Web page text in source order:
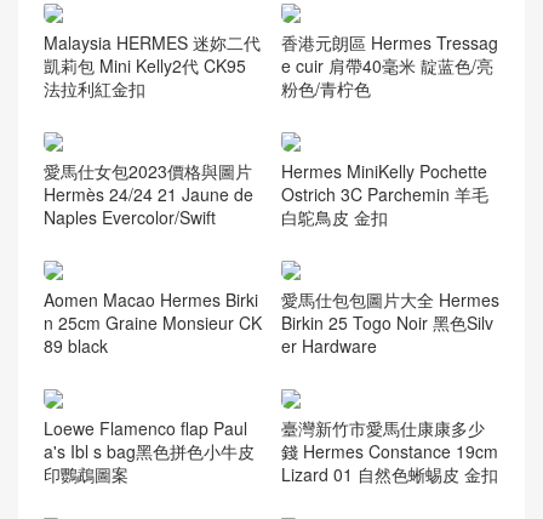
Malaysia HERMES 迷妳二代
凱莉包 Mini Kelly2代 CK95
法拉利紅金扣
香港元朗區 Hermes Tressag
e cuir 肩帶40毫米 靛蓝色/亮
粉色/青柠色
愛馬仕女包2023價格與圖片
Hermès 24/24 21 Jaune de
Naples Evercolor/Swift
Hermes MiniKelly Pochette
Ostrich 3C Parchemin 羊毛
白鴕鳥皮 金扣
Aomen Macao Hermes Birki
n 25cm Graine Monsieur CK
89 black
愛馬仕包包圖片大全 Hermes
Birkin 25 Togo Noir 黑色Silv
er Hardware
Loewe Flamenco flap Paul
a's Ibl s bag黑色拼色小牛皮
印鸚鵡圖案
臺灣新竹市愛馬仕康康多少
錢 Hermes Constance 19cm
Lizard 01 自然色蜥蜴皮 金扣